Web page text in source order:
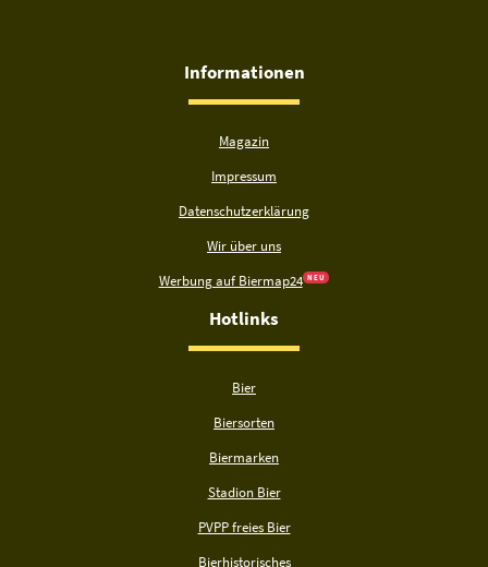
Informationen
Magazin
Impressum
Datenschutzerklärung
Wir über uns
Werbung auf Biermap24 N E U
Hotlinks
Bier
Biersorten
Biermarken
Stadion Bier
PVPP freies Bier
Bierhistorisches